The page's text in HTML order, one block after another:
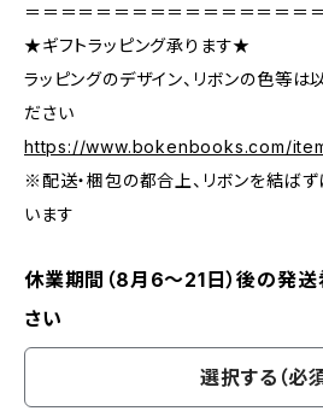
＝＝＝＝＝＝＝＝＝＝＝＝＝＝＝＝
★ギフトラッピング承ります★
ラッピングのデザイン、リボンの色等
ださい
https://www.bokenbooks.com/
※配送・梱包の都合上、リボンを結ば
います
休業期間（8月6〜21日）後の発
さい
選択する（必須